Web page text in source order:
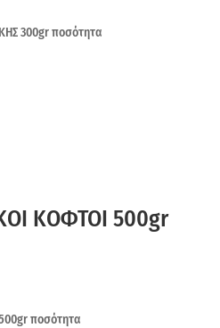
300gr ποσότητα
ΚΟΦΤΟΙ 500gr
ποσότητα